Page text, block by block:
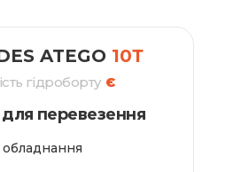
ATEGO 10Т
гідроборту Є
перевезення